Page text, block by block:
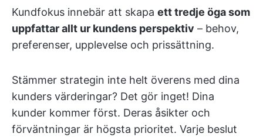
Kundfokus innebär att skapa ett tredje öga som
uppfattar allt ur kundens perspektiv – behov,
preferenser, upplevelse och prissättning.
Stämmer strategin inte helt överens med dina
kunders värderingar? Det gör inget! Dina
kunder kommer först. Deras åsikter och
förväntningar är högsta prioritet. Varje beslut